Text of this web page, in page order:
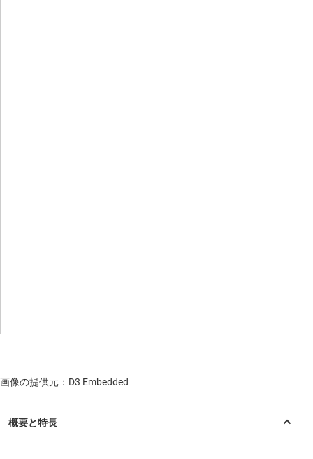
画像の提供元：D3 Embedded